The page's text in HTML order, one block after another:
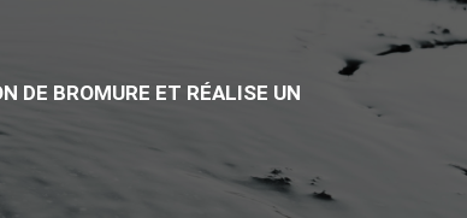
DE BROMURE ET RÉALISE UN